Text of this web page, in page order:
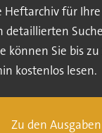
für
detaillierten
können Sie bis zu
kostenlos lesen.
Zu den Ausgaben